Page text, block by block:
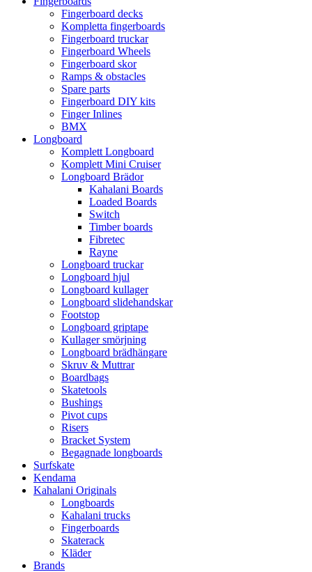
Fingerboard decks
Kompletta fingerboards
Fingerboard truckar
Fingerboard Wheels
Fingerboard skor
Ramps & obstacles
Spare parts
Fingerboard DIY kits
Finger Inlines
BMX
Longboard
Komplett Longboard
Komplett Mini Cruiser
Longboard Brädor
Kahalani Boards
Loaded Boards
Switch
Timber boards
Fibretec
Rayne
Longboard truckar
Longboard hjul
Longboard kullager
Longboard slidehandskar
Footstop
Longboard griptape
Kullager smörjning
Longboard brädhängare
Skruv & Muttrar
Boardbags
Skatetools
Bushings
Pivot cups
Risers
Bracket System
Begagnade longboards
Surfskate
Kendama
Kahalani Originals
Longboards
Kahalani trucks
Fingerboards
Skaterack
Kläder
Brands